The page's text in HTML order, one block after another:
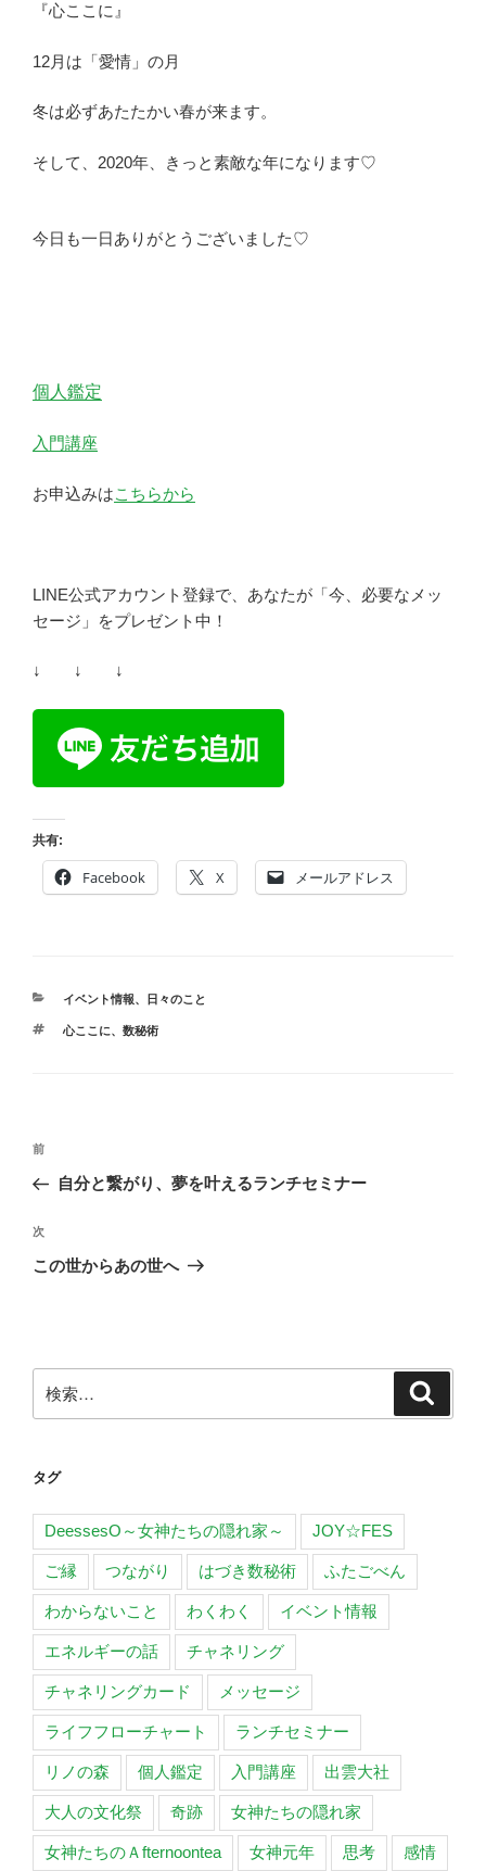
『心ここに』
12月は「愛情」の月
冬は必ずあたたかい春が来ます。
そして、2020年、きっと素敵な年になります♡
今日も一日ありがとうございました♡
個人鑑定
入門講座
お申込みはこちらから
LINE公式アカウント登録で、あなたが「今、必要なメッ
セージ」をプレゼント中！
↓ ↓ ↓
共有:
Facebook X メールアドレス
カ
ゴ
イベント情報、 日々のこと
タ
心ここに、 数秘術
投
ナ
ビ
ゲ
ン
前
の
稿
前
自分と繋がり、夢を叶えるランチセミナー
次
の
次
この世からあの世へ
索:
タグ
DeessesO～女神たちの隠れ家～ JOY☆FES
ご縁 つながり はづき数秘術 ふたごべん
わからないこと わくわく イベント情報
エネルギーの話 チャネリング
チャネリングカード メッセージ
ライフフローチャート ランチセミナー
リノの森 個人鑑定 入門講座 出雲大社
大人の文化祭 奇跡 女神たちの隠れ家
女神たちのＡfternoontea 女神元年 思考 感情